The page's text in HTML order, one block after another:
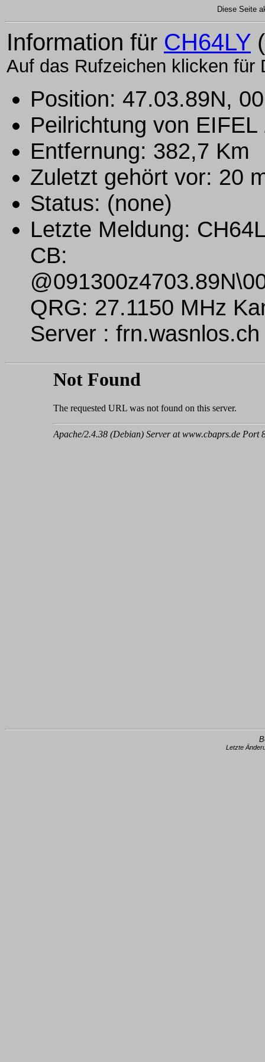
Diese Seite
Information für CH64LY
Auf das Rufzeichen klicken für
Position: 47.03.89N,
Peilrichtung von
Entfernung: 382,7 Km
Zuletzt gehört vor: 20
Status: (none)
Letzte Meldung:
CB:
QRG: 27.1150 MHz
Server :
Letzte